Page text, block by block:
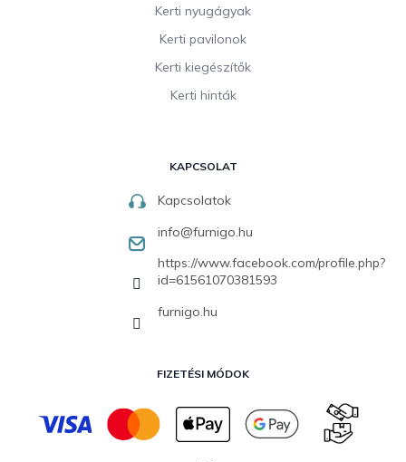
Kerti nyugágyak
Kerti pavilonok
Kerti kiegészítők
Kerti hinták
KAPCSOLAT
Kapcsolatok
info@furnigo.hu
https://www.facebook.com/profile.php?
id=61561070381593
furnigo.hu
FIZETÉSI MÓDOK